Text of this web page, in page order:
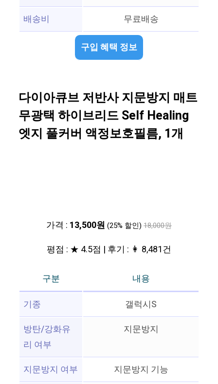
배송비
무료배송
구입 혜택 정보
다이아큐브 저반사 지문방지 매트
무광택 하이브리드 Self Healing
엣지 풀커버 액정보호필름, 1개
가격 : 13,500원 (25% 할인) 18,000원
평점 : ★ 4.5점 | 후기 : 👩 8,481건
구분
내용
기종
갤럭시S
방탄/강화유
리 여부
지문방지
지문방지 여부 지문방지 기능